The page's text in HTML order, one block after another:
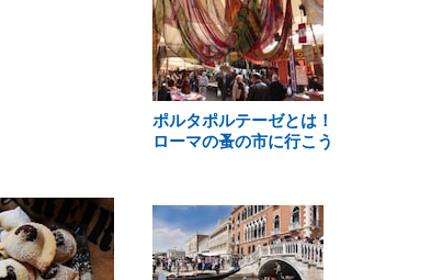
ポルタポルテーゼとは！
ローマの蚤の市に行こう